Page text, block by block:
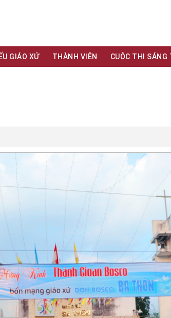
GIÁO XỨ THÀNH VIÊN CUỘC THI SÁNG